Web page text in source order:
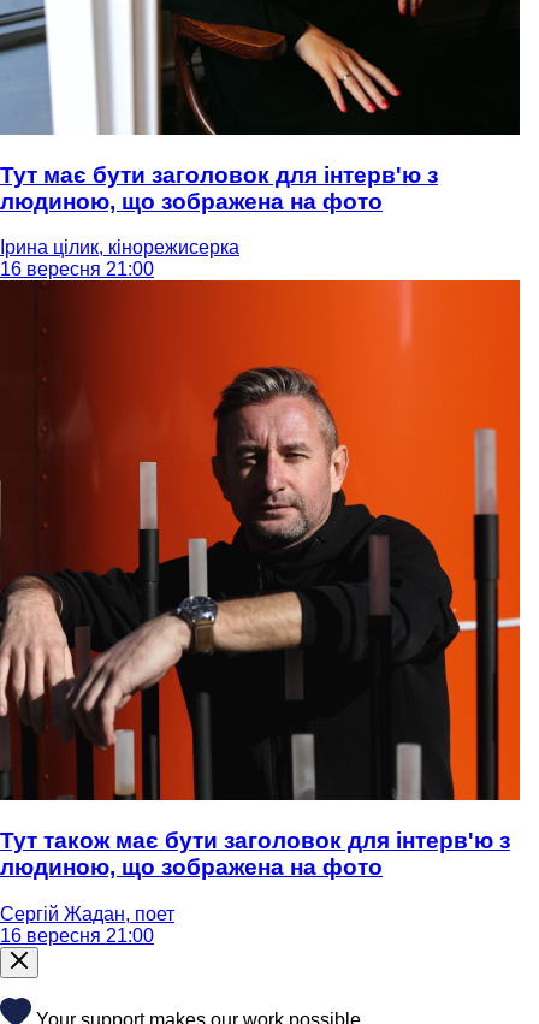
Тут має бути заголовок для інтерв'ю з
людиною, що зображена на фото
Ірина цілик, кінорежисерка
16 вересня 21:00
Тут також має бути заголовок для інтерв'ю з
людиною, що зображена на фото
Сергій Жадан, поет
16 вересня 21:00
Your support makes our work possible